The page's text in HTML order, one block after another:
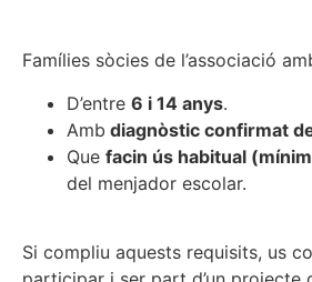
Famílies sòcies de l’associació
D’entre 6 i 14 anys.
Amb diagnòstic confirmat
Que facin ús habitual
del menjador escolar.
Si compliu aquests requisits, us